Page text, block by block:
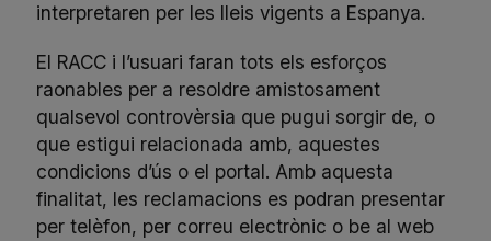
interpretaren per les lleis vigents a Espanya.
El RACC i l’usuari faran tots els esforços
raonables per a resoldre amistosament
qualsevol controvèrsia que pugui sorgir de, o
que estigui relacionada amb, aquestes
condicions d’ús o el portal. Amb aquesta
finalitat, les reclamacions es podran presentar
per telèfon, per correu electrònic o be alweb